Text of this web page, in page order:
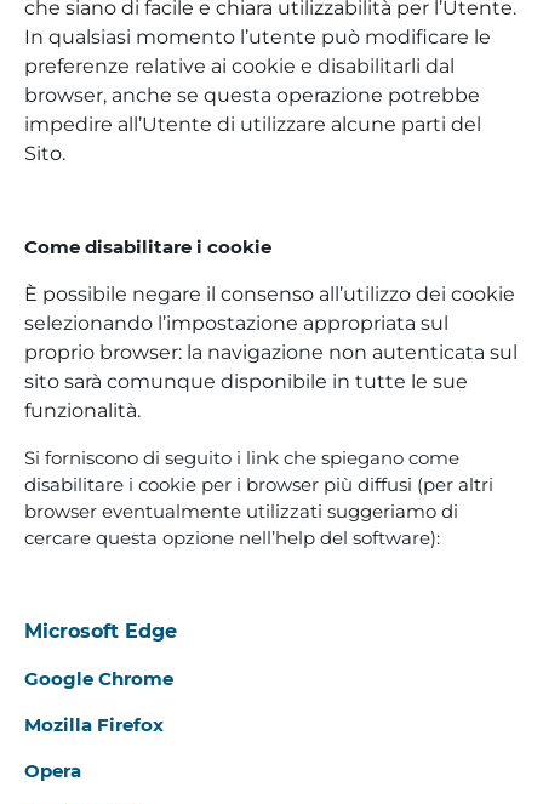
che siano di facile e chiara utilizzabilità per l’Utente.
In qualsiasi momento l’utente può modificare le
preferenze relative ai cookie e disabilitarli dal
browser, anche se questa operazione potrebbe
impedire all’Utente di utilizzare alcune parti del
Sito.
Come disabilitare i cookie
È possibile negare il consenso all’utilizzo dei cookie
selezionando l’impostazione appropriata sul
proprio browser: la navigazione non autenticata sul
sito sarà comunque disponibile in tutte le sue
funzionalità.
Si forniscono di seguito i link che spiegano come
disabilitare i cookie per i browser più diffusi (per altri
browser eventualmente utilizzati suggeriamo di
cercare questa opzione nell’help del software):
Microsoft Edge
Google Chrome
Mozilla Firefox
Opera